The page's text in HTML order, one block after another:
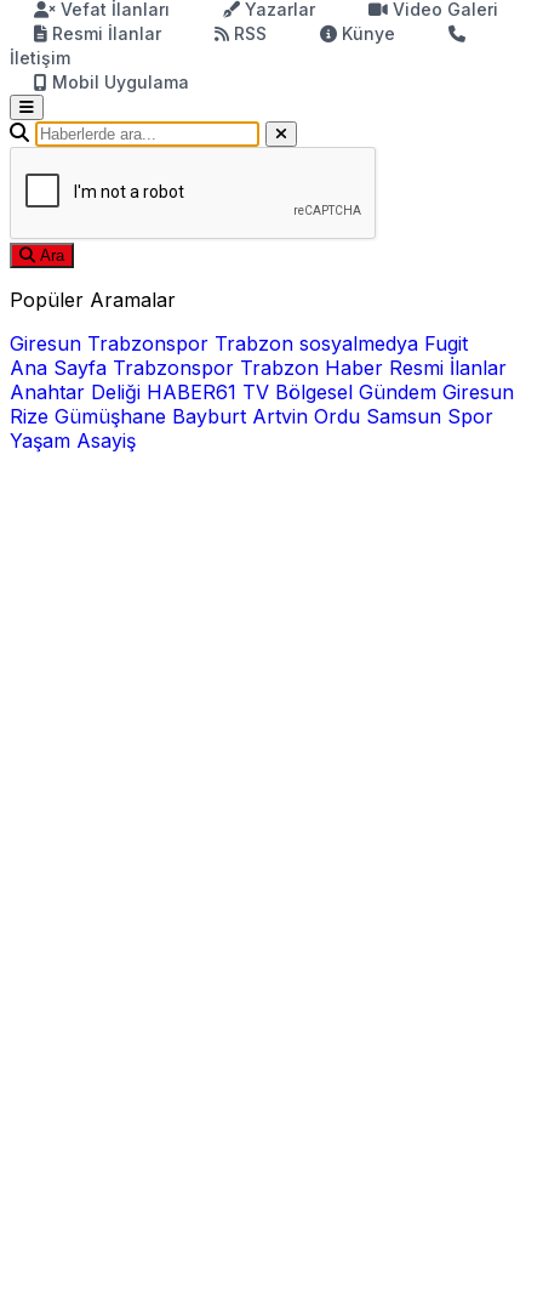
Vefat İlanları
Yazarlar
Video Galeri
Resmi İlanlar
RSS
Künye
İletişim
Mobil Uygulama
Ara
Popüler Aramalar
Giresun Trabzonspor Trabzon sosyalmedya Fugit
Ana Sayfa Trabzonspor Trabzon Haber Resmi İlanlar
Anahtar Deliği HABER61 TV Bölgesel Gündem Giresun
Rize Gümüşhane Bayburt Artvin Ordu Samsun Spor
Yaşam Asayiş